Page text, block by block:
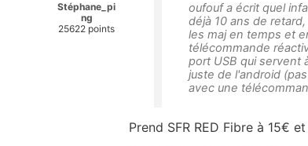
Stéphane_pi
ng
25622 points
oufouf a écrit quel
déjà 10 ans de
les maj en temps et
télécommande
port USB qui servent
juste de l'android
avec une
Prend SFR RED Fibre à 15€